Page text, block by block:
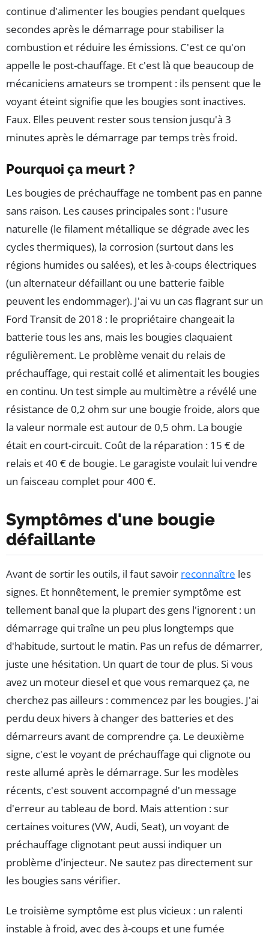
continue d'alimenter les bougies pendant quelques
secondes après le démarrage pour stabiliser la
combustion et réduire les émissions. C'est ce qu'on
appelle le post-chauffage. Et c'est là que beaucoup de
mécaniciens amateurs se trompent : ils pensent que le
voyant éteint signifie que les bougies sont inactives.
Faux. Elles peuvent rester sous tension jusqu'à 3
minutes après le démarrage par temps très froid.
Pourquoi ça meurt ?
Les bougies de préchauffage ne tombent pas en panne
sans raison. Les causes principales sont : l'usure
naturelle (le filament métallique se dégrade avec les
cycles thermiques), la corrosion (surtout dans les
régions humides ou salées), et les à-coups électriques
(un alternateur défaillant ou une batterie faible
peuvent les endommager). J'ai vu un cas flagrant sur un
Ford Transit de 2018 : le propriétaire changeait la
batterie tous les ans, mais les bougies claquaient
régulièrement. Le problème venait du relais de
préchauffage, qui restait collé et alimentait les bougies
en continu. Un test simple au multimètre a révélé une
résistance de 0,2 ohm sur une bougie froide, alors que
la valeur normale est autour de 0,5 ohm. La bougie
était en court-circuit. Coût de la réparation : 15 € de
relais et 40 € de bougie. Le garagiste voulait lui vendre
un faisceau complet pour 400 €.
Symptômes d'une bougie
défaillante
Avant de sortir les outils, il faut savoir reconnaître les
signes. Et honnêtement, le premier symptôme est
tellement banal que la plupart des gens l'ignorent : un
démarrage qui traîne un peu plus longtemps que
d'habitude, surtout le matin. Pas un refus de démarrer,
juste une hésitation. Un quart de tour de plus. Si vous
avez un moteur diesel et que vous remarquez ça, ne
cherchez pas ailleurs : commencez par les bougies. J'ai
perdu deux hivers à changer des batteries et des
démarreurs avant de comprendre ça. Le deuxième
signe, c'est le voyant de préchauffage qui clignote ou
reste allumé après le démarrage. Sur les modèles
récents, c'est souvent accompagné d'un message
d'erreur au tableau de bord. Mais attention : sur
certaines voitures (VW, Audi, Seat), un voyant de
préchauffage clignotant peut aussi indiquer un
problème d'injecteur. Ne sautez pas directement sur
les bougies sans vérifier.
Le troisième symptôme est plus vicieux : un ralenti
instable à froid, avec des à-coups et une fumée